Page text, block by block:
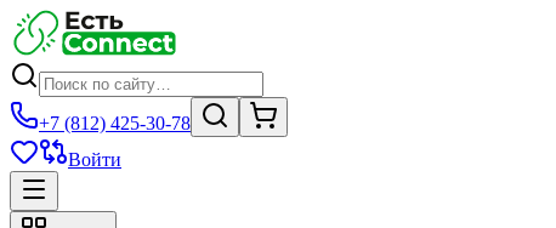
+7 (812) 425-30-78
Войти